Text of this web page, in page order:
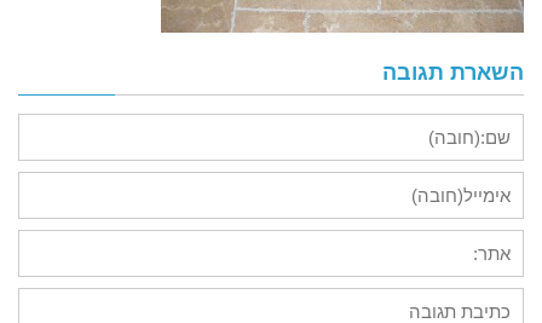
השארת תגובה